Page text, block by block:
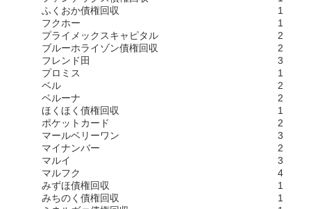
ふくおか債権回収
1
フクホー
1
プライメックスキャピタル
2
ブルーホライゾン債権回収
2
フレンド田
3
プロミス
1
ベル
2
ベルーナ
2
ほくほく債権回収
1
ポケットカード
2
マールベリーワン
3
マイナンバー
2
マルイ
3
マルフク
4
みずほ債権回収
1
みちのく債権回収
1